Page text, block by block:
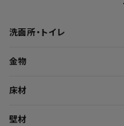
洗面所・トイレ
金物
床材
壁材